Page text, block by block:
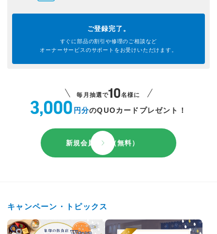
ご登録完了。
すぐに部品の割引や修理のご相談など
オーナーサービスのサポートを お受けいただけます。
毎月抽選で 名様に
円分のQUOカードプレゼント！
新規会員登録（無料）
キャンペーン・トピックス